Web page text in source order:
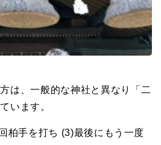
は、一般的な神社と異なり「二
います。
柏手を打ち (3)最後にもう一度